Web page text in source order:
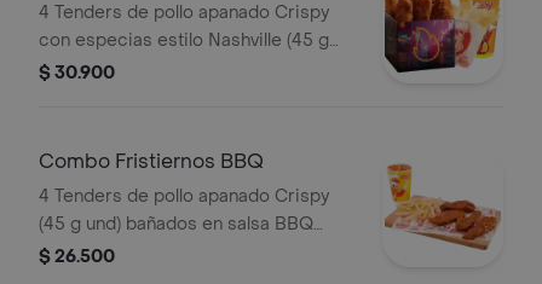
4 Tenders de pollo apanado Crispy
con especias estilo Nashville (45 g
und), sirope de miel picante, papas a
$ 30.900
Combo Fristiernos BBQ
4 Tenders de pollo apanado Crispy
(45 g und) bañados en salsa BBQ
ligeramente picante, papas a la
$ 26.500